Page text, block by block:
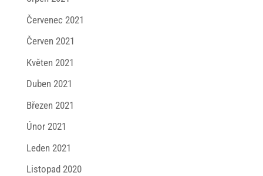
Červenec 2021
Červen 2021
Květen 2021
Duben 2021
Březen 2021
Únor 2021
Leden 2021
Listopad 2020